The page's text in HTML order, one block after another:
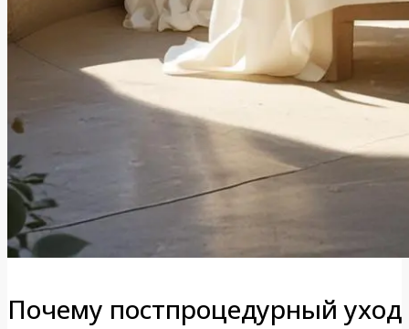
Почему постпроцедурный уход